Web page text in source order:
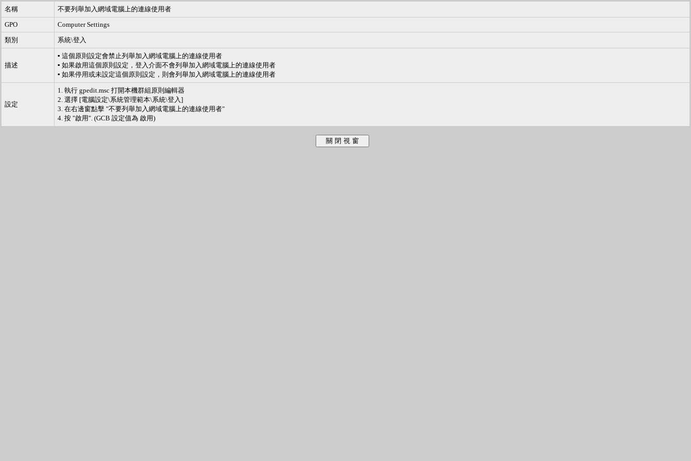
名稱
不要列舉加入網域電腦上的連線使用者
GPO
Computer Settings
類別
系統\登入
描述
▪ 這個原則設定會禁止列舉加入網域電腦上的連線使用者
▪ 如果啟用這個原則設定，登入介面不會列舉加入網域電腦上的連線使用者
▪ 如果停用或未設定這個原則設定，則會列舉加入網域電腦上的連線使用者
設定
1. 執行 gpedit.msc 打開本機群組原則編輯器
2. 選擇 [電腦設定\系統管理範本\系統\登入]
3. 在右邊窗點擊 "不要列舉加入網域電腦上的連線使用者"
4. 按 "啟用". (GCB 設定值為 啟用)